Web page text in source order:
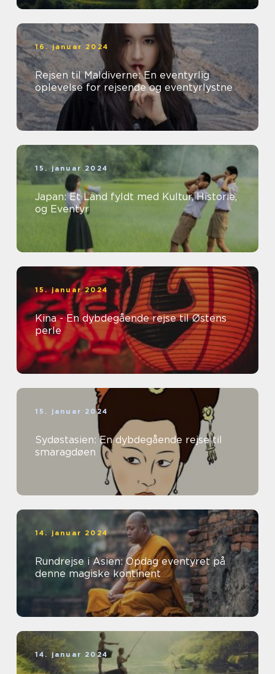
16. januar 2024
Rejsen til Maldiverne: En eventyrlig
oplevelse for rejsende og eventyrlystne
15. januar 2024
Japan: Et Land fyldt med Kultur, Historie,
og Eventyr
15. januar 2024
Kina - En dybdegående rejse til Østens
perle
15. januar 2024
Sydøstasien: En dybdegående rejse til
smaragdøen
14. januar 2024
Rundrejse i Asien: Opdag eventyret på
denne magiske kontinent
14. januar 2024